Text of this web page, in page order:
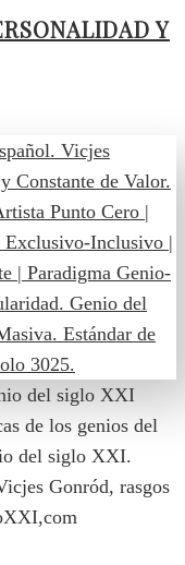
Y
del siglo XXI
de los genios del
del siglo XXI.
Gonród, rasgos